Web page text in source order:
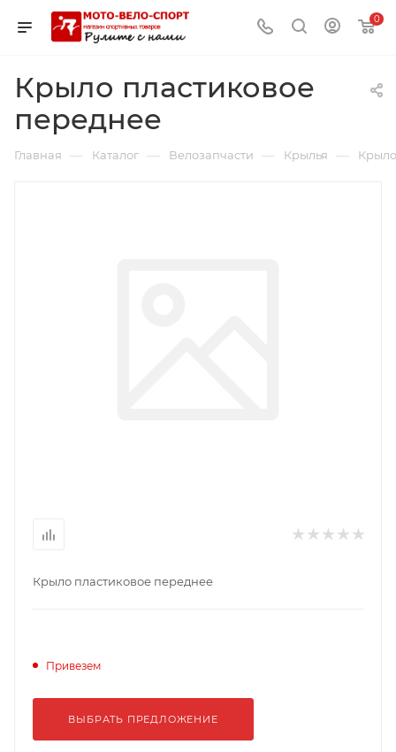
0
Крыло пластиковое
переднее
Главная — Каталог — Велозапчасти — Крылья —
Крыло пластиковое переднее
Привезем
ВЫБРАТЬ ПРЕДЛОЖЕНИЕ